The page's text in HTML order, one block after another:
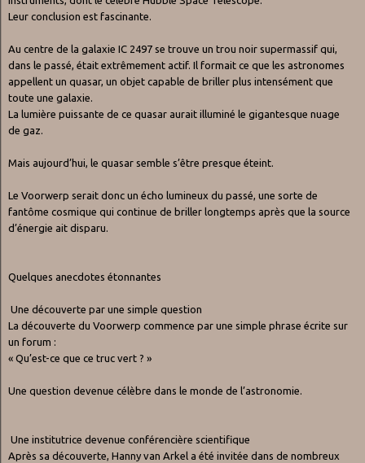
Leur conclusion est fascinante.
Au centre de la galaxie IC 2497 se trouve un trou noir supermassif qui,
dans le passé, était extrêmement actif. Il formait ce que les astronomes
appellent un quasar, un objet capable de briller plus intensément que
toute une galaxie.
La lumière puissante de ce quasar aurait illuminé le gigantesque nuage
de gaz.
Mais aujourd’hui, le quasar semble s’être presque éteint.
Le Voorwerp serait donc un écho lumineux du passé, une sorte de
fantôme cosmique qui continue de briller longtemps après que la source
d’énergie ait disparu.
Quelques anecdotes étonnantes
Une découverte par une simple question
La découverte du Voorwerp commence par une simple phrase écrite sur
un forum :
« Qu’est-ce que ce truc vert ? »
Une question devenue célèbre dans le monde de l’astronomie.
Une institutrice devenue conférencière scientifique
Après sa découverte, Hanny van Arkel a été invitée dans de nombreux